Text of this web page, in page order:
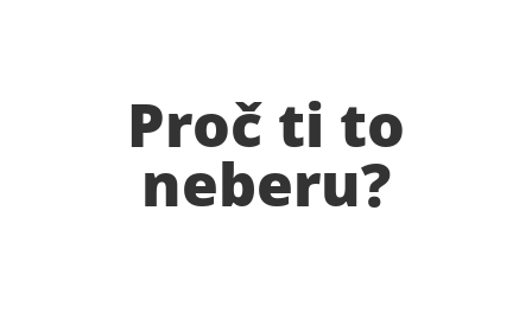
Proč ti to
neberu?